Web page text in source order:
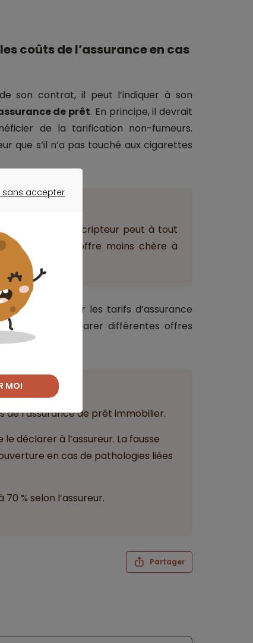
coûts de l’assurance en cas
son contrat, il peut l’indiquer à son
de prêt. En principe, il devrait
de la tarification non-fumeurs.
que s’il n’a pas touché aux cigarettes
, le souscripteur peut à tout
pour une offre moins chère à
majoration sur les tarifs d’assurance
à bien comparer différentes offres
de l’assurance de prêt immobilier.
déclarer à l’assureur. La fausse
en cas de pathologies liées
% selon l’assureur.
Partager
sans accepter
MOI